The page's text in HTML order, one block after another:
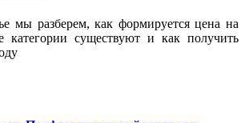
мы разберем, как формируется цена на
категории существуют и как получить